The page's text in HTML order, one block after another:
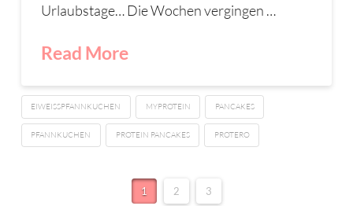
Urlaubstage… Die Wochen vergingen …
Read More
EIWEISSPFANNKUCHEN MYPROTEIN PANCAKES
PFANNKUCHEN PROTEIN PANCAKES PROTERO
1 2 3